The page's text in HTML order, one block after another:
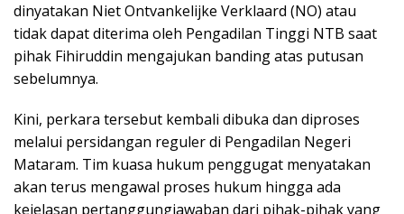
dinyatakan Niet Ontvankelijke Verklaard (NO) atau
tidak dapat diterima oleh Pengadilan Tinggi NTB saat
pihak Fihiruddin mengajukan banding atas putusan
sebelumnya.
Kini, perkara tersebut kembali dibuka dan diproses
melalui persidangan reguler di Pengadilan Negeri
Mataram. Tim kuasa hukum penggugat menyatakan
akan terus mengawal proses hukum hingga ada
kejelasan pertanggungjawaban dari pihak-pihak yang